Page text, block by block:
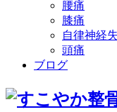
腰痛
膝痛
自律神経
頭痛
ブログ